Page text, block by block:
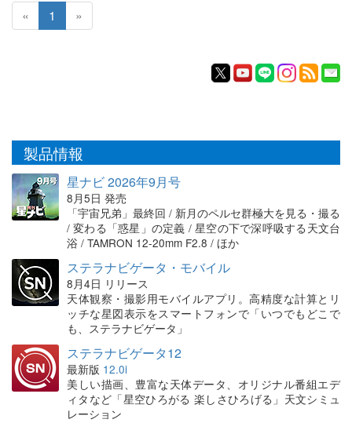
« 1 »
製品情報
星ナビ 2026年9月号
8月5日 発売
「宇宙兄弟」最終回 / 新月のペルセ群極大を見る・撮る
/ 変わる「惑星」の定義 / 星空の下で深呼吸する天文台
浴 / TAMRON 12-20mm F2.8 / ほか
ステラナビゲータ・モバイル
8月4日 リリース
天体観察・撮影用モバイルアプリ。高精度な計算とリ
ッチな星図表示をスマートフォンで「いつでもどこで
も、ステラナビゲータ」
ステラナビゲータ12
最新版 12.0i
美しい描画、豊富な天体データ、オリジナル番組エデ
ィタなど「星空ひろがる 楽しさひろげる」天文シミュ
レーション